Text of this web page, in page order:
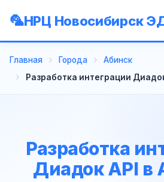
НРЦ Новосибирск
Главная Города
Абинск
Разработка интеграции
Разработка
Диадок API в